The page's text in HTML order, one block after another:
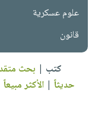
علوم عسكرية
قانون
كتب | بحث
حديثاً |الأكثر مبيعاً